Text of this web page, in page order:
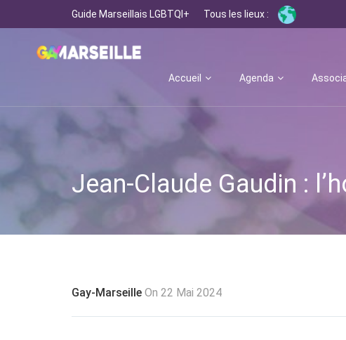
Guide Marseillais LGBTQI+ Tous les lieux :
Accueil
Agenda
Jean-Claude Gaudin :
Gay-Marseille On 22 Mai 2024